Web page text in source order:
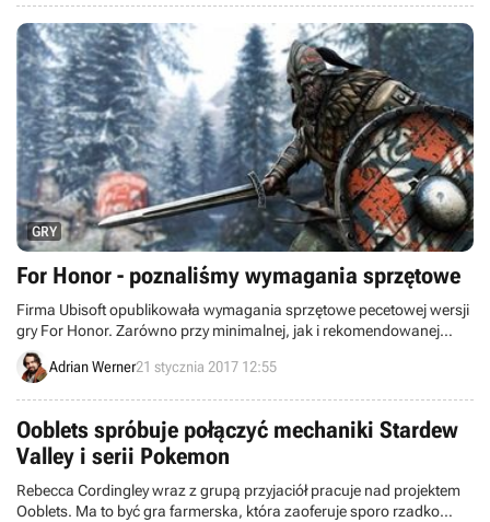
opowiadającą o jedynym ocalałym członku załogowej misji na
Marsa.
GRY
For Honor - poznaliśmy wymagania sprzętowe
Firma Ubisoft opublikowała wymagania sprzętowe pecetowej wersji
gry For Honor. Zarówno przy minimalnej, jak i rekomendowanej
konfiguracji autorzy poinformowali, jakich efektów powinniśmy się
spodziewać pod względem m.in. liczby klatek na sekundę oraz
Adrian Werner21 stycznia 2017 12:55
Ooblets spróbuje połączyć mechaniki Stardew
Valley i serii Pokemon
Rebecca Cordingley wraz z grupą przyjaciół pracuje nad projektem
Ooblets. Ma to być gra farmerska, która zaoferuje sporo rzadko